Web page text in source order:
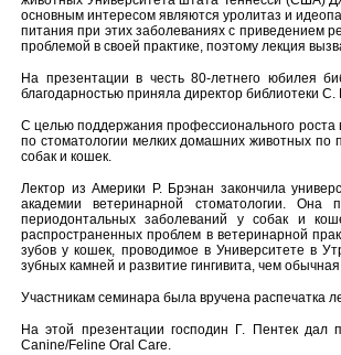
основным интересом являются уролитаз и
питания при этих заболеваниях с приведением
проблемой в своей практике, поэтому лекция
На презентации в честь 80-летнего юбилея
благодарностью приняла директор библиотеки
С целью поддержания профессионального роста
по стоматологии мелких домашних животных по
собак и кошек.
Лектор из Америки Р. Брэнан закончила
академии ветеринарной стоматологии.
периодонтальных заболеваний у собак и
распространенных проблем в ветеринарной
зубов у кошек, проводимое в Университете в
зубных камней и развитие гингивита, чем
Участникам семинара была вручена распечатка
На этой презентации господин Г. Пентек
Canine/Feline Oral Care.